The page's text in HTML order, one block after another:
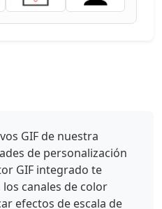
GIF de nuestra
de personalización
GIF integrado te
canales de color
efectos de escala de